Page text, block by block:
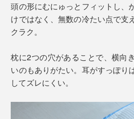
頭の形にむにゅっとフィットし、
けではなく、無数の冷たい点で支
クラク。
枕に2つの穴があることで、横向
いのもありがたい。耳がすっぽり
してズレにくい。